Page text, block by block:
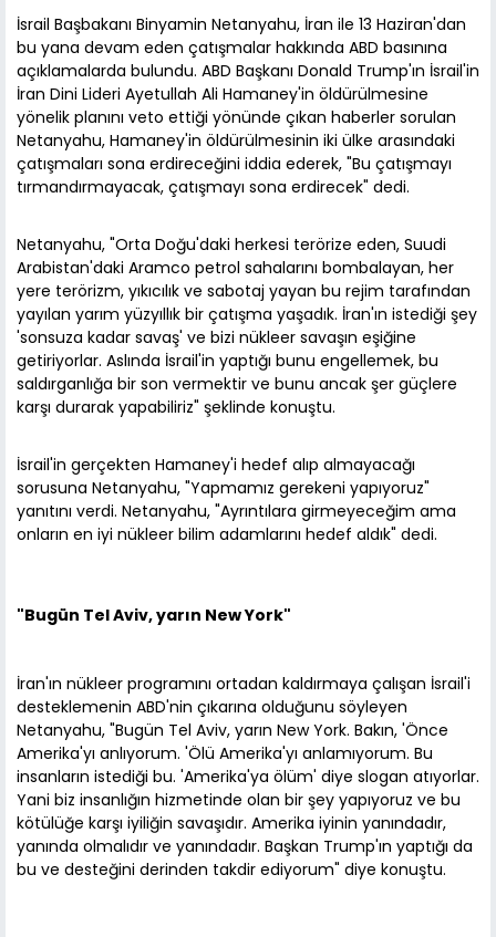
İsrail Başbakanı Binyamin Netanyahu, İran ile 13 Haziran'dan
bu yana devam eden çatışmalar hakkında ABD basınına
açıklamalarda bulundu. ABD Başkanı Donald Trump'ın İsrail'in
İran Dini Lideri Ayetullah Ali Hamaney'in öldürülmesine
yönelik planını veto ettiği yönünde çıkan haberler sorulan
Netanyahu, Hamaney'in öldürülmesinin iki ülke arasındaki
çatışmaları sona erdireceğini iddia ederek, "Bu çatışmayı
tırmandırmayacak, çatışmayı sona erdirecek" dedi.
Netanyahu, "Orta Doğu'daki herkesi terörize eden, Suudi
Arabistan'daki Aramco petrol sahalarını bombalayan, her
yere terörizm, yıkıcılık ve sabotaj yayan bu rejim tarafından
yayılan yarım yüzyıllık bir çatışma yaşadık. İran'ın istediği şey
'sonsuza kadar savaş' ve bizi nükleer savaşın eşiğine
getiriyorlar. Aslında İsrail'in yaptığı bunu engellemek, bu
saldırganlığa bir son vermektir ve bunu ancak şer güçlere
karşı durarak yapabiliriz" şeklinde konuştu.
İsrail'in gerçekten Hamaney'i hedef alıp almayacağı
sorusuna Netanyahu, "Yapmamız gerekeni yapıyoruz"
yanıtını verdi. Netanyahu, "Ayrıntılara girmeyeceğim ama
onların en iyi nükleer bilim adamlarını hedef aldık" dedi.
"Bugün Tel Aviv, yarın New York"
İran'ın nükleer programını ortadan kaldırmaya çalışan İsrail'i
desteklemenin ABD'nin çıkarına olduğunu söyleyen
Netanyahu, "Bugün Tel Aviv, yarın New York. Bakın, 'Önce
Amerika'yı anlıyorum. 'Ölü Amerika'yı anlamıyorum. Bu
insanların istediği bu. 'Amerika'ya ölüm' diye slogan atıyorlar.
Yani biz insanlığın hizmetinde olan bir şey yapıyoruz ve bu
kötülüğe karşı iyiliğin savaşıdır. Amerika iyinin yanındadır,
yanında olmalıdır ve yanındadır. Başkan Trump'ın yaptığı da
bu ve desteğini derinden takdir ediyorum" diye konuştu.